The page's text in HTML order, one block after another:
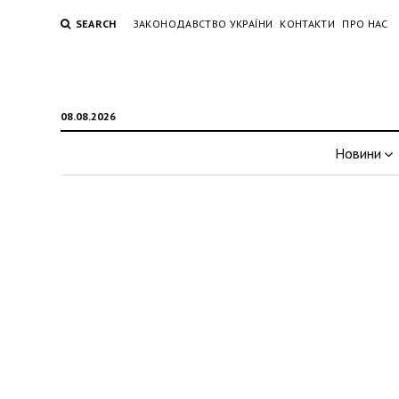
SEARCH ЗАКОНОДАВСТВО УКРАЇНИ КОНТАКТИ ПРО НАС
08.08.2026
Новини